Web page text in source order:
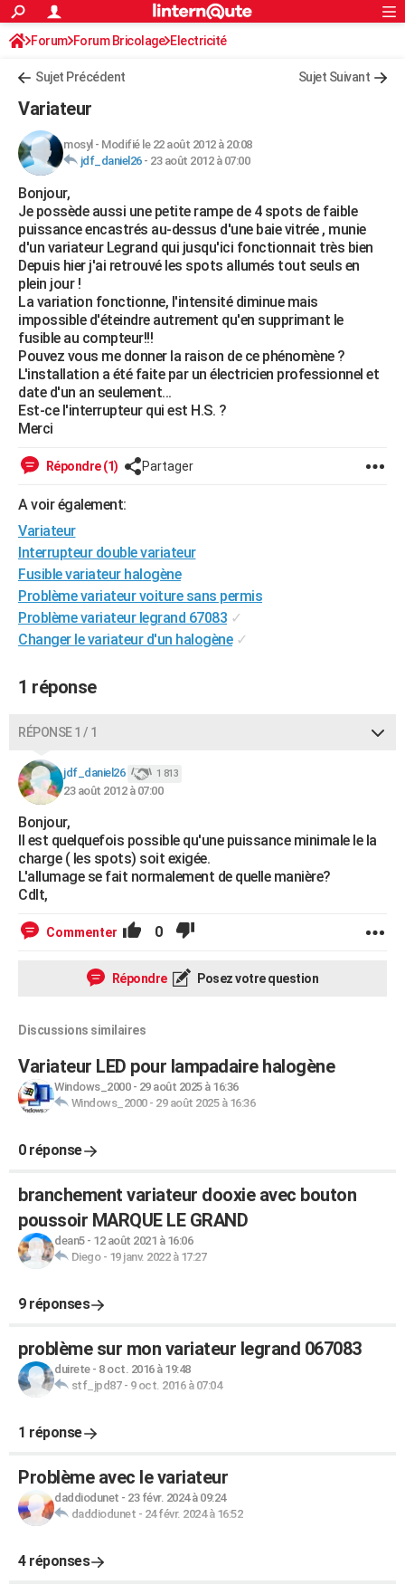
ACTUALITÉS
Politique
Société
Faits Divers
Education
Monde
Villes
+
FINANCE
Retraite
Impôts
Epargne
Immobilier
Risques naturels par ville
Banque
Assurance
Crédit
AUTO
Essais
Réserver un essai
Citadines
Berlines
SUV
Forum auto
+HIGH-TECH
Mobiles
Meilleur smartphone
Internet
Ordinateurs
Jeux vidéo
Guide high-tech
+BRICOLAGE
Forum
Aménagement intérieur
Extérieur
Cuisine
Salle de bains
Jardinage
Rangement
WEEK-END
Guides de France
Escapades
Patrimoine
Expositions
Musées
Week-end nature
+LIFESTYLE
Art de vivre
Bien-être
Loisirs
ModeModes de vie
SANTE
Alimentation
Guide de la santé
Maladies
Médicaments
Sommeil
VOYAGE
Destinations
City break
Voyage nature
Voyage de noces
Forum
Climat
+PHOTO
GUIDES D'ACHAT
BONS PLANS
CARTE DE VOEUX
Carte de Noël
Carte Bonne année
Carte Saint-Valentin
Carte Pâques
Carte d'anniversaire
DICTIONNAIRE
Dictionnaire
Biographies
Citations
Expressions
Proverbes
PROGRAMME TV
COPAINS D'AVANT
S'inscrire
Se connecter
Lycées
Collèges
Primaires
Universités
Entreprises
Service militaire
Avis de recherche
AVIS DE DÉCÈS
S'inscrire
Connexion
Forum Forum Bricolage Electricité
Sujet Précédent Sujet Suivant
Variateur
mosyl - Modifié le 22 août 2012 à 20:08
jdf_daniel26- 23 août 2012 à 07:00
Bonjour,
Je possède aussi une petite rampe de 4 spots de faible
puissance encastrés au-dessus d'une baie vitrée , munie
d'un variateur Legrand qui jusqu'ici fonctionnait très bien
Depuis hier j'ai retrouvé les spots allumés tout seuls en
plein jour !
La variation fonctionne, l'intensité diminue mais
impossible d'éteindre autrement qu'en supprimant le
fusible au compteur!!!
Pouvez vous me donner la raison de ce phénomène ?
L'installation a été faite par un électricien professionnel et
date d'un an seulement...
Est-ce l'interrupteur qui est H.S. ?
Merci
Répondre (1) Partager
A voir également:
Variateur
Interrupteur double variateur
Fusible variateur halogène
Problème variateur voiture sans permis
Problème variateur legrand 67083 ✓
Changer le variateur d'un halogène ✓
1 réponse
RÉPONSE 1 / 1
jdf_daniel26 1 813
23 août 2012 à 07:00
Bonjour,
Il est quelquefois possible qu'une puissance minimale le la
charge ( les spots) soit exigée.
L'allumage se fait normalement de quelle manière?
Cdlt,
Commenter 0
Répondre Posez votre question
Discussions similaires
Variateur LED pour lampadaire halogène
Windows_2000- 29 août 2025 à 16:36
Windows_2000- 29 août 2025 à 16:36
0 réponse
branchement variateur dooxie avec bouton
poussoir MARQUE LE GRAND
dean5- 12 août 2021 à 16:06
Diego- 19 janv. 2022 à 17:27
9 réponses
problème sur mon variateur legrand 067083
duirete- 8 oct. 2016 à 19:48
stf_jpd87- 9 oct. 2016 à 07:04
1 réponse
Problème avec le variateur
daddiodunet - 23 févr. 2024 à 09:24
daddiodunet - 24 févr. 2024 à 16:52
4 réponses